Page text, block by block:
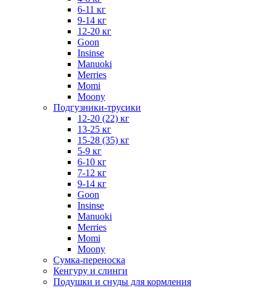
6-11 кг
9-14 кг
12-20 кг
Goon
Insinse
Manuoki
Merries
Momi
Moony
Подгузники-трусики
12-20 (22) кг
13-25 кг
15-28 (35) кг
5-9 кг
6-10 кг
7-12 кг
9-14 кг
Goon
Insinse
Manuoki
Merries
Momi
Moony
Сумка-переноска
Кенгуру и слинги
Подушки и снуды для кормления